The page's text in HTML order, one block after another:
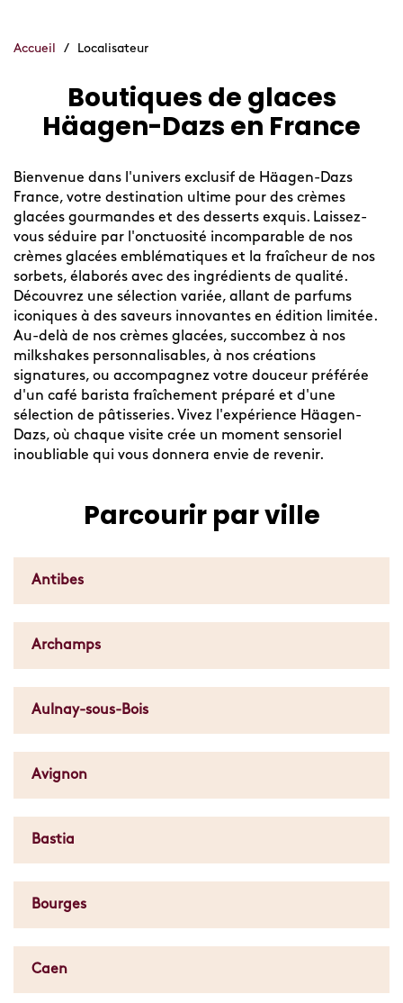
Accueil / Localisateur
Boutiques de glaces
Häagen-Dazs en France
Bienvenue dans l'univers exclusif de Häagen-Dazs
France, votre destination ultime pour des crèmes
glacées gourmandes et des desserts exquis. Laissez-
vous séduire par l'onctuosité incomparable de nos
crèmes glacées emblématiques et la fraîcheur de nos
sorbets, élaborés avec des ingrédients de qualité.
Découvrez une sélection variée, allant de parfums
iconiques à des saveurs innovantes en édition limitée.
Au-delà de nos crèmes glacées, succombez à nos
milkshakes personnalisables, à nos créations
signatures, ou accompagnez votre douceur préférée
d'un café barista fraîchement préparé et d'une
sélection de pâtisseries. Vivez l'expérience Häagen-
Dazs, où chaque visite crée un moment sensoriel
inoubliable qui vous donnera envie de revenir.
Parcourir par ville
Antibes
Archamps
Aulnay-sous-Bois
Avignon
Bastia
Bourges
Caen